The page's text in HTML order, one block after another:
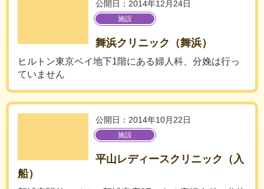
公開日：2014年12月24日
施設
舞浜クリニック（舞浜）
ヒルトン東京ベイ地下1階にある婦人科、分娩は行っ
ていません
公開日：2014年10月22日
施設
平山レディースクリニック（入
船）